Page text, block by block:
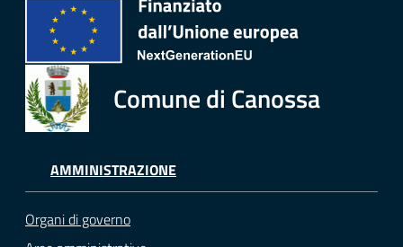
Comune di Canossa
AMMINISTRAZIONE
Organi di governo